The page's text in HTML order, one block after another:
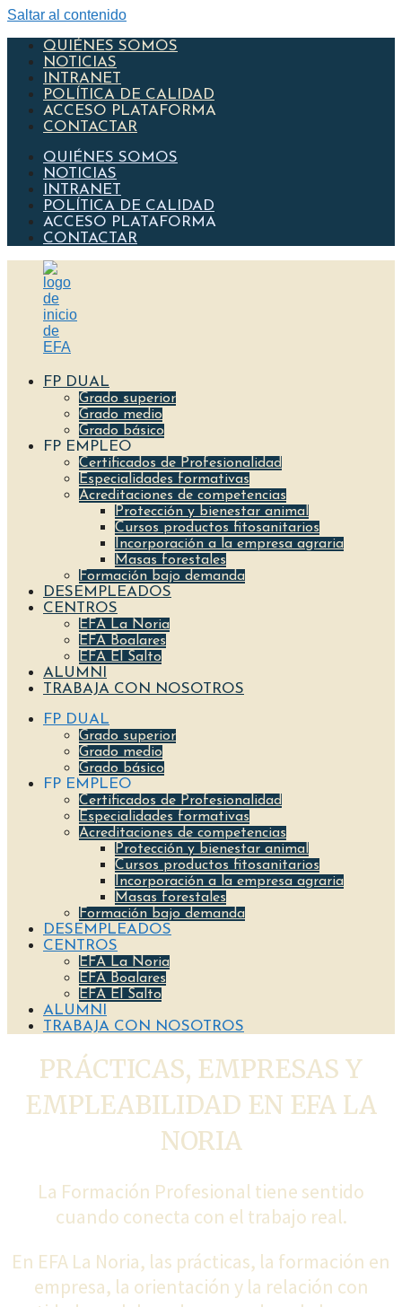
Saltar al contenido
QUIÉNES SOMOS
NOTICIAS
INTRANET
POLÍTICA DE CALIDAD
ACCESO PLATAFORMA
CONTACTAR
QUIÉNES SOMOS
NOTICIAS
INTRANET
POLÍTICA DE CALIDAD
ACCESO PLATAFORMA
CONTACTAR
FP DUAL
Grado superior
Grado medio
Grado básico
FP EMPLEO
Certificados de Profesionalidad
Especialidades formativas
Acreditaciones de competencias
Protección y bienestar animal
Cursos productos fitosanitarios
Incorporación a la empresa agraria
Masas forestales
Formación bajo demanda
DESEMPLEADOS
CENTROS
EFA La Noria
EFA Boalares
EFA El Salto
ALUMNI
TRABAJA CON NOSOTROS
FP DUAL
Grado superior
Grado medio
Grado básico
FP EMPLEO
Certificados de Profesionalidad
Especialidades formativas
Acreditaciones de competencias
Protección y bienestar animal
Cursos productos fitosanitarios
Incorporación a la empresa agraria
Masas forestales
Formación bajo demanda
DESEMPLEADOS
CENTROS
EFA La Noria
EFA Boalares
EFA El Salto
ALUMNI
TRABAJA CON NOSOTROS
PRÁCTICAS, EMPRESAS Y
EMPLEABILIDAD EN EFA LA
NORIA
La Formación Profesional tiene sentido
cuando conecta con el trabajo real.
En EFA La Noria, las prácticas, la formación en
empresa, la orientación y la relación con